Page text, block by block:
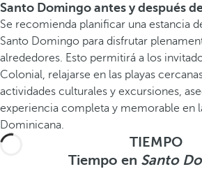
Santo Domingo antes y después
Se recomienda planificar una estancia
Santo Domingo para disfrutar
alrededores. Esto permitirá a los
Colonial, relajarse en las playas
actividades culturales y excursiones,
experiencia completa y memorable en
Dominicana.
TIEMPO
Tiempo en Santo